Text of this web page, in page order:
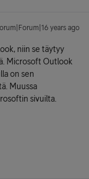
years ago
niin se täytyy
Microsoft Outlook
on sen
Muussa
sivuilta.